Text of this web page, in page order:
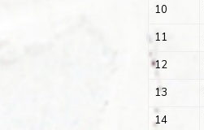
10
11
12
13
14